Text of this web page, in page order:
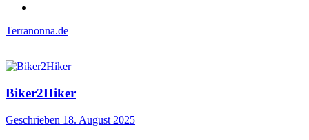
Terranonna.de
Biker2Hiker
Geschrieben 18. August 2025